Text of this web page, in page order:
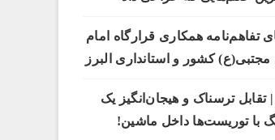
تفاهم‌نامه همکاری قرارگاه امام
کشور و استانداری البرز
| تقابل ترسناک و هیجان‌انگیز یک
با توریست‌ها داخل ماشین!